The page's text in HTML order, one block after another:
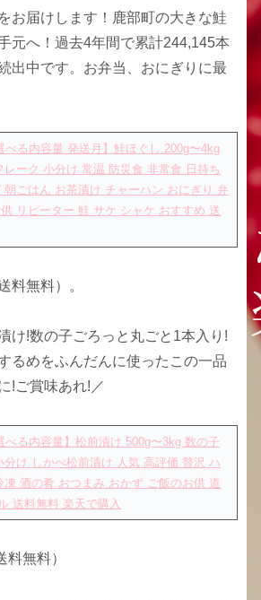
お届けします！鹿部町の大きな鮭
元へ！過去4年間で累計244,145本
出中です。お弁当、おにぎりに最
べる内容量 発送月】鮭ほぐし 200g〜4kg
ーク 小分け 常温 防災食 非常食 日持ち
ごはん お茶漬け チャーハン おにぎり 弁
リピーター 鮭 サケ シャケ おすすめ 送
料無料）。
け!数の子ごろっと丸ごと1本入り!
るめをふんだんに使ったこの一品
!ご賞味あれ!／
べる内容量】松前漬け 500g〜3kg 数の子
分け しかべ松前漬け 人気 高評価 贅沢 ハ
凍 酒の肴 おつまみ おかず ご飯のお供 道
送料無料 楽天で購入
無料）